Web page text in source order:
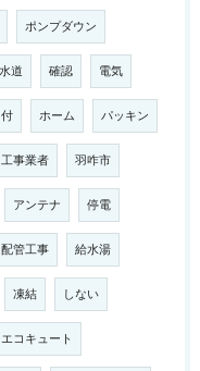
ポンプダウン
水道 確認 電気
ホーム パッキン
工事業者 羽咋市
アンテナ 停電
配管工事 給水湯
凍結 しない
エコキュート